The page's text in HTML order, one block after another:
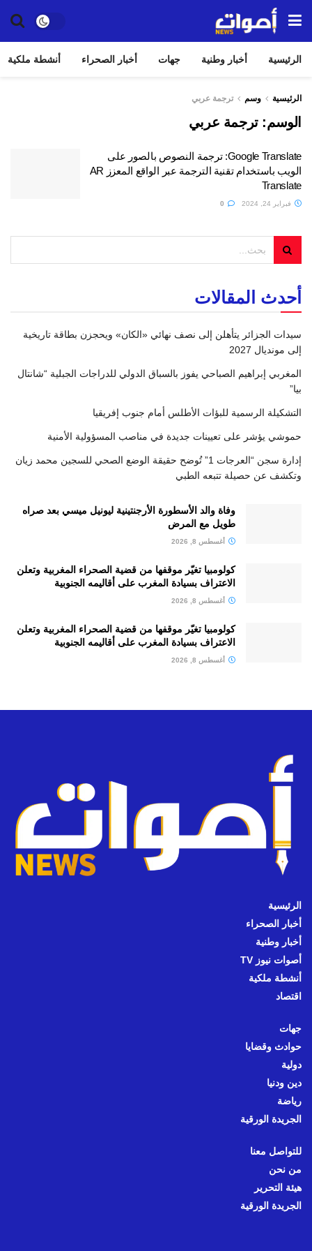
الرئيسية أخبار وطنية جهات أخبار الصحراء أنشطة ملكية
الرئيسية وسم ترجمة عربي
الوسم:ترجمة عربي
Google Translate: ترجمة النصوص بالصور على
الويب باستخدام تقنية الترجمة عبر الواقع المعزز AR
Translate
فبراير 24, 2024
أحدث المقالات
سيدات الجزائر يتأهلن إلى نصف نهائي «الكان» ويحجزن بطاقة تاريخية
إلى مونديال 2027
المغربي إبراهيم الصباحي يفوز بالسباق الدولي للدراجات الجبلية “شانتال
بيا”
التشكيلة الرسمية للبؤات الأطلس أمام جنوب إفريقيا
حموشي يؤشر على تعيينات جديدة في مناصب المسؤولية الأمنية
إدارة سجن “العرجات 1” تُوضح حقيقة الوضع الصحي للسجين محمد زيان
وتكشف عن حصيلة تتبعه الطبي
وفاة والد الأسطورة الأرجنتينية ليونيل ميسي بعد صراه
طويل مع المرض
أغسطس 8, 2026
كولومبيا تغيّر موقفها من قضية الصحراء المغربية وتعلن
الاعتراف بسيادة المغرب على أقاليمه الجنوبية
أغسطس 8, 2026
كولومبيا تغيّر موقفها من قضية الصحراء المغربية وتعلن
الاعتراف بسيادة المغرب على أقاليمه الجنوبية
أغسطس 8, 2026
الرئيسية
أخبار الصحراء
أخبار وطنية
أصوات نيوز TV
أنشطة ملكية
اقتصاد
جهات
حوادث وقضايا
دولية
دين ودنيا
رياضة
الجريدة الورقية
للتواصل معنا
من نحن
هيئة التحرير
الجريدة الورقية